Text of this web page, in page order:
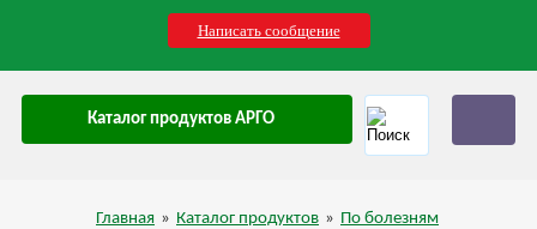
Написать сообщение
Каталог продуктов АРГО
Главная » Каталог продуктов » По болезням